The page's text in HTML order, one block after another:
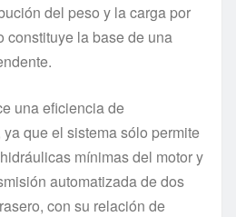
del peso y la carga por
constituye la base de una
una eficiencia de
que el sistema sólo permite
mínimas del motor y
automatizada de dos
con su relación de